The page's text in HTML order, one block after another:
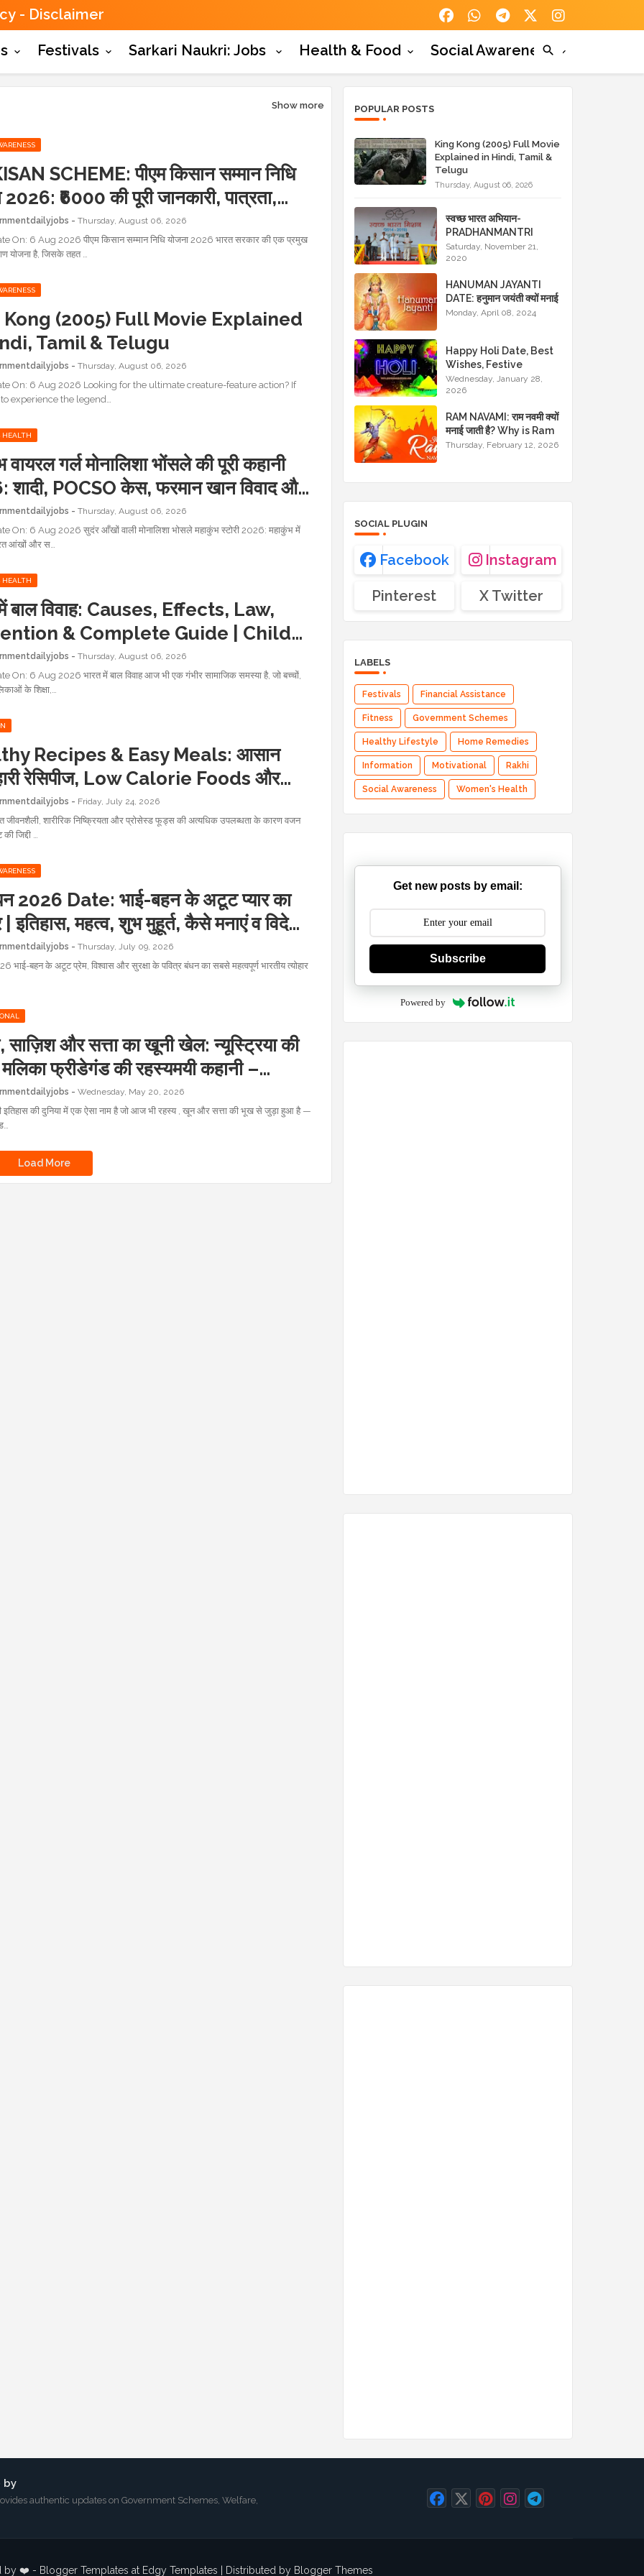
Disclaimer
Festivals Sarkari Naukri: Jobs Health & Food Social Awareness
Show more
पीएम किसान सम्मान निधि
2026: ₹6000 की पूरी जानकारी, पात्रता,
स्टेटस व ऑनलाइन आवेदन
Thursday, August 06, 2026
On: 6 Aug 2026 पीएम किसान सम्मान निधि योजना 2026 भारत सरकार की एक प्रमुख
योजना है, जिसके तहत …
Kong (2005) Full Movie Explained
Tamil & Telugu
Thursday, August 06, 2026
On: 6 Aug 2026 Looking for the ultimate creature-feature action? If
experience the legend…
HEALTH
वायरल गर्ल मोनालिशा भोंसले की पूरी कहानी
शादी, POCSO केस, फरमान खान विवाद और
अपडेट | Mahakumbh Viral Girl
Bhosle Full Story
Thursday, August 06, 2026
On: 6 Aug 2026 सुदंर आँखों वाली मोनालिशा भोसले महाकुंभ स्टोरी 2026: महाकुंभ में
आंखों और स…
HEALTH
बाल विवाह: Causes, Effects, Law,
& Complete Guide | Child
in IndiaThursday, August 06, 2026
On: 6 Aug 2026 भारत में बाल विवाह आज भी एक गंभीर सामाजिक समस्या है, जो बच्चों,
के शिक्षा,…
Recipes & Easy Meals: आसान
रेसिपीज, Low Calorie Foods और
घरेलू उपायFriday, July 24, 2026
जीवनशैली, शारीरिक निष्क्रियता और प्रोसेस्ड फूड्स की अत्यधिक उपलब्धता के कारण वजन
जिद्दी …
2026 Date: भाई-बहन के अटूट प्यार का
| इतिहास, महत्व, शुभ मुहूर्त, कैसे मनाएं व विदेशों
Thursday, July 09, 2026
भाई-बहन के अटूट प्रेम, विश्वास और सुरक्षा के पवित्र बंधन का सबसे महत्वपूर्ण भारतीय त्योहार
साज़िश और सत्ता का खूनी खेल: न्यूस्ट्रिया की
मलिका फ्रीडेगंड की रहस्यमयी कहानी –
Wednesday, May 20, 2026
इतिहास की दुनिया में एक ऐसा नाम है जो आज भी रहस्य , खून और सत्ता की भूख से जुड़ा हुआ है —
Load More
POPULAR POSTS
King Kong (2005) Full Movie
Explained in Hindi, Tamil &
Telugu
Thursday, August 06, 2026
स्वच्छ भारत अभियान-
PRADHANMANTRI
YOJANA- स्वच्छ भारत
अभियान के लाभ
Saturday, November 21,
2020
HANUMAN JAYANTI
DATE: हनुमान जयंती क्यों मनाई
जाती है? HANUMAN
Monday, April 08, 2024
Happy Holi Date, Best
Wishes, Festive
Images and Traditional
Greetings
Wednesday, January 28,
2026
RAM NAVAMI: राम नवमी क्यों
मनाई जाती है? Why is Ram
Navami celebrated?
Thursday, February 12, 2026
SOCIAL PLUGIN
Facebook Instagram
Pinterest X Twitter
LABELS
Festivals Financial Assistance
Fitness Government Schemes
Healthy Lifestyle Home Remedies
Information Motivational Rakhi
Social Awareness Women's Health
Get new posts by email:
Subscribe
Powered by
by
authentic updates on Government Schemes, Welfare,
by ❤️ - Blogger Templates at Edgy Templates | Distributed by Blogger Themes